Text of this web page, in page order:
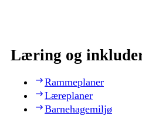
Læring og
Rammeplaner
Læreplaner
Barnehagemiljø